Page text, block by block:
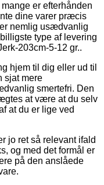
er efterhånden
dine varer præcis
nemlig usædvanlig
type af levering
203cm-5-12 gr..
hjem til dig eller ud til
sjat mere
smertefri. Den
at være at du selv
at du er lige ved
jo ret så relevant ifald
og med det formål er
på den anslåede